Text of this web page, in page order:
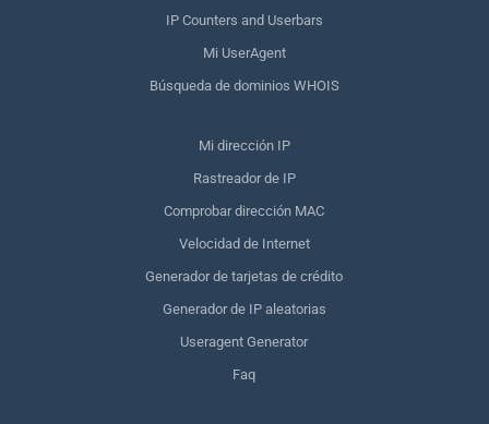
IP Counters and Userbars
Mi UserAgent
Búsqueda de dominios WHOIS
Mi dirección IP
Rastreador de IP
Comprobar dirección MAC
Velocidad de Internet
Generador de tarjetas de crédito
Generador de IP aleatorias
Useragent Generator
Faq